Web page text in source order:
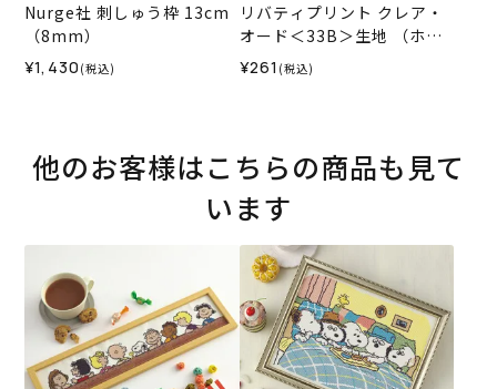
Nurge社 刺しゅう枠 13cm
（8mm）
¥1,430 (税込)
リバティプリント クレア・
オード＜33B＞生地 （ホビ
ーラホビーレオリジナル）2
025SS
¥261 (税込)
他のお客様はこちらの商品も見て
います